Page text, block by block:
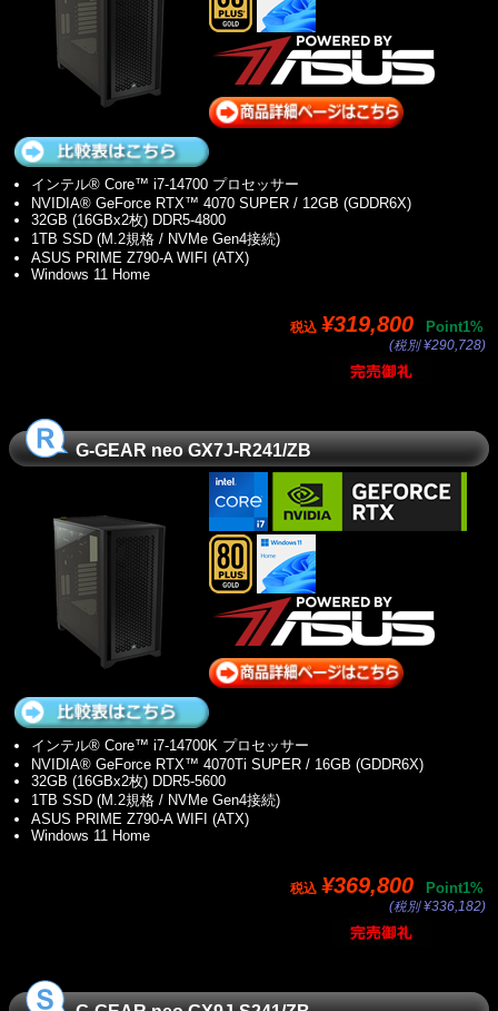
インテル® Core™ i7-14700 プロセッサー
NVIDIA® GeForce RTX™ 4070 SUPER / 12GB (GDDR6X)
32GB (16GBx2枚) DDR5-4800
1TB SSD (M.2規格 / NVMe Gen4接続)
ASUS PRIME Z790-A WIFI (ATX)
Windows 11 Home
税込 ¥319,800 Point1%
(税別 ¥290,728)
G-GEAR neo GX7J-R241/ZB
インテル® Core™ i7-14700K プロセッサー
NVIDIA® GeForce RTX™ 4070Ti SUPER / 16GB (GDDR6X)
32GB (16GBx2枚) DDR5-5600
1TB SSD (M.2規格 / NVMe Gen4接続)
ASUS PRIME Z790-A WIFI (ATX)
Windows 11 Home
税込 ¥369,800 Point1%
(税別 ¥336,182)